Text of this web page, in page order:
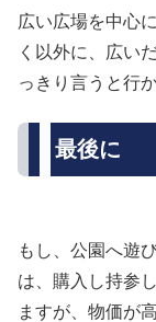
広い広場を中心
く以外に、広い
っきり言うと行
最後に
もし、公園へ遊
は、購入し持参
ますが、物価が